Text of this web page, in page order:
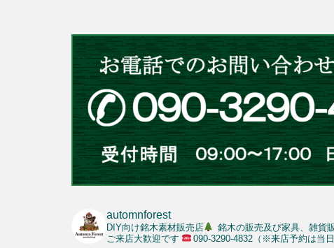
automnforest
DIY向け銘木素材販売店 銘木の販売及び家具、雑貨
ご来店大歓迎です
090-3290-4832（※来店予約は当日